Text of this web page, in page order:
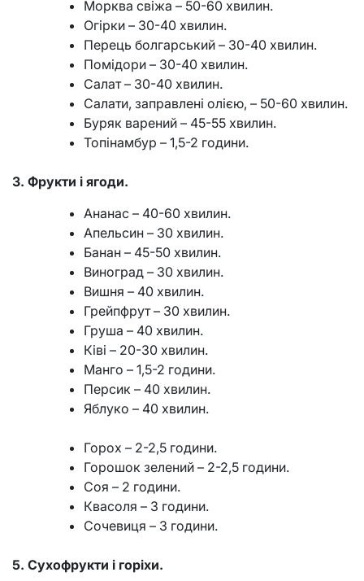
Морква свіжа – 50-60 хвилин.
Огірки – 30-40 хвилин.
Перець болгарський – 30-40 хвилин.
Помідори – 30-40 хвилин.
Салат – 30-40 хвилин.
Салати, заправлені олією, – 50-60 хвилин.
Буряк варений – 45-55 хвилин.
Топінамбур – 1,5-2 години.
3. Фрукти і ягоди.
Ананас – 40-60 хвилин.
Апельсин – 30 хвилин.
Банан – 45-50 хвилин.
Виноград – 30 хвилин.
Вишня – 40 хвилин.
Грейпфрут – 30 хвилин.
Груша – 40 хвилин.
Ківі – 20-30 хвилин.
Манго – 1,5-2 години.
Персик – 40 хвилин.
Яблуко – 40 хвилин.
Горох – 2-2,5 години.
Горошок зелений – 2-2,5 години.
Соя – 2 години.
Квасоля – 3 години.
Сочевиця – 3 години.
5. Сухофрукти і горіхи.